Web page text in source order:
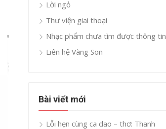
Lời ngỏ
Thư viện giai thoại
Nhạc phẩm chưa tìm được thông tin
Liên hệ Vàng Son
Bài viết mới
Lỗi hẹn cùng ca dao – thơ: Thanh